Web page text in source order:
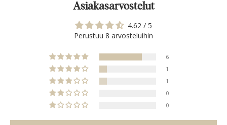
Asiakasarvostelut
4.62 / 5
Perustuu 8 arvosteluihin
6
1
1
0
0